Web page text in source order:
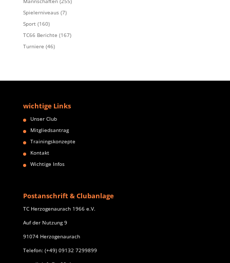
Spielerniveaus(7)
Sport(160)
TC66 Berichte (167)
Turniere (46)
wichtige Links
Unser Club
Mitgliedsantrag
Trainingskonzepte
Kontakt
Wichtige Infos
Postanschrift & Clubanlage
TC Herzogenaurach 1966 e.V.
Auf der Nutzung 9
91074 Herzogenaurach
Telefon: (+49) 09132 7299899